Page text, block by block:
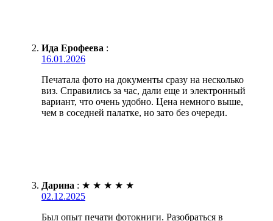
Ида Ерофеева :
16.01.2026
Печатала фото на документы сразу на несколько
виз. Справились за час, дали еще и электронный
вариант, что очень удобно. Цена немного выше,
чем в соседней палатке, но зато без очереди.
Дарина : ★ ★ ★ ★ ★
02.12.2025
Был опыт печати фотокниги. Разобраться в